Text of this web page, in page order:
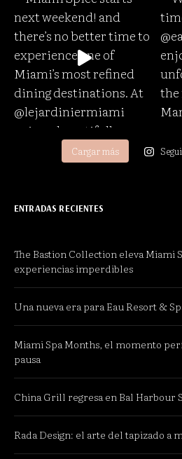
Cargar más
ENTRADAS RECIENTES
The Bastion Collection eleva Miami
experiencias imperdibles
Una nueva era para Eau Resort &
Miami Spa Months, el momento
pausa
China Grill regresa en Bal Harbour
Rada Design: el arte del tapizado a